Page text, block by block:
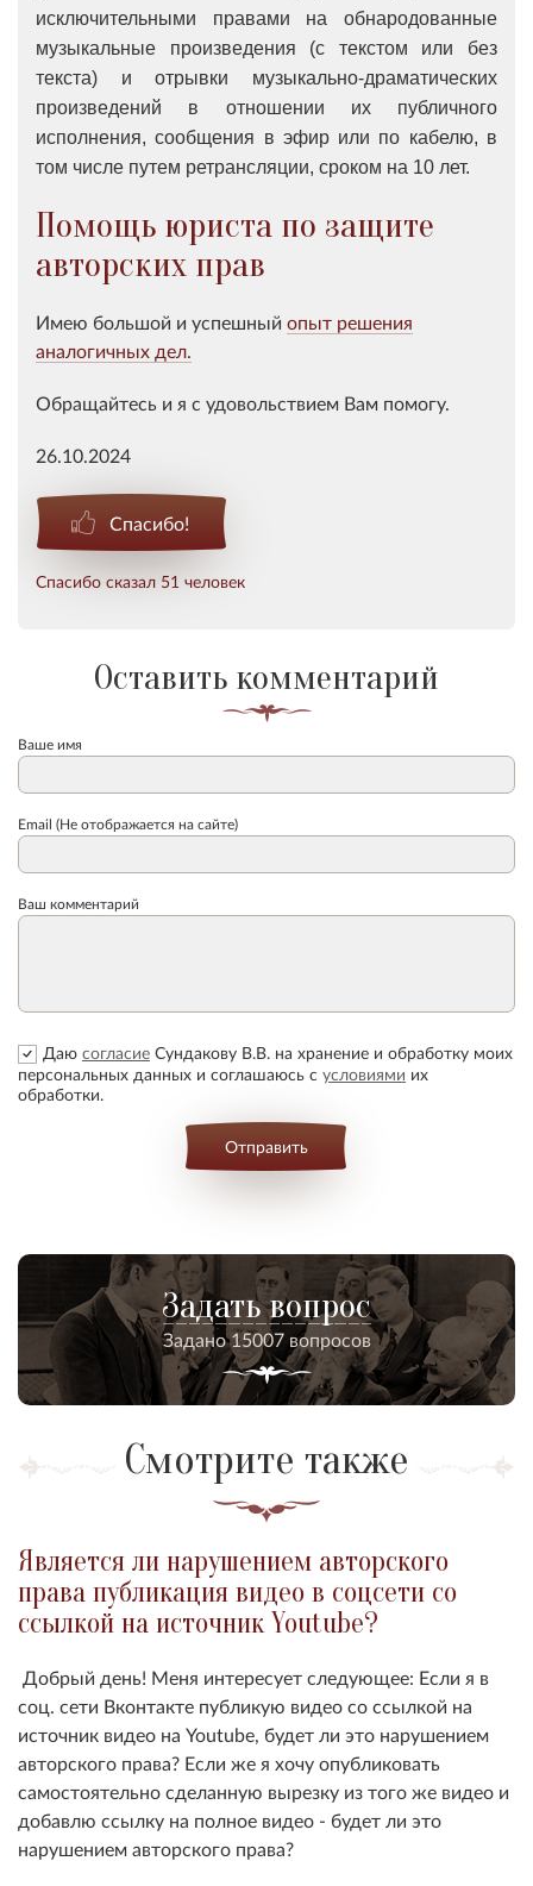
исключительными правами на обнародованные
музыкальные произведения (с текстом или без
текста) и отрывки музыкально-драматических
произведений в отношении их публичного
исполнения, сообщения в эфир или по кабелю, в
том числе путем ретрансляции, сроком на 10 лет.
Помощь юриста по защите
авторских прав
Имею большой и успешный опыт решения
аналогичных дел.
Обращайтесь и я с удовольствием Вам помогу.
26.10.2024
Спасибо!
Спасибо сказал 51 человек
Оставить комментарий
Ваше имя
Email (Не отображается на сайте)
Ваш комментарий
Даю согласие Сундакову В.В. на хранение и обработку моих
персональных данных и соглашаюсь с условиями их
обработки.
Отправить
Задать вопрос
Задано 15007 вопросов
Смотрите также
Является ли нарушением авторского
права публикация видео в соцсети со
ссылкой на источник Youtube?
Добрый день! Меня интересует следующее: Если я в
соц. сети Вконтакте публикую видео со ссылкой на
источник видео на Youtube, будет ли это нарушением
авторского права? Если же я хочу опубликовать
самостоятельно сделанную вырезку из того же видео и
добавлю ссылку на полное видео - будет ли это
нарушением авторского права?